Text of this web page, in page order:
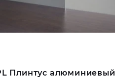
Плинтус алюминиевый